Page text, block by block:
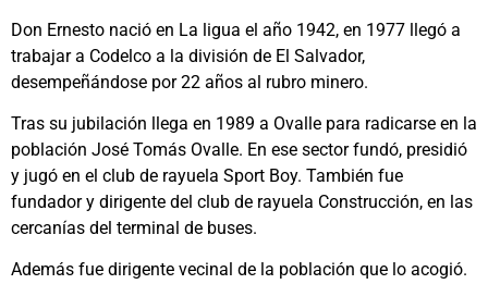
Don Ernesto nació en La ligua el año 1942, en 1977 llegó a
trabajar a Codelco a la división de El Salvador,
desempeñándose por 22 años al rubro minero.
Tras su jubilación llega en 1989 a Ovalle para radicarse en la
población José Tomás Ovalle. En ese sector fundó, presidió
y jugó en el club de rayuela Sport Boy. También fue
fundador y dirigente del club de rayuela Construcción, en las
cercanías del terminal de buses.
Además fue dirigente vecinal de la población que lo acogió.